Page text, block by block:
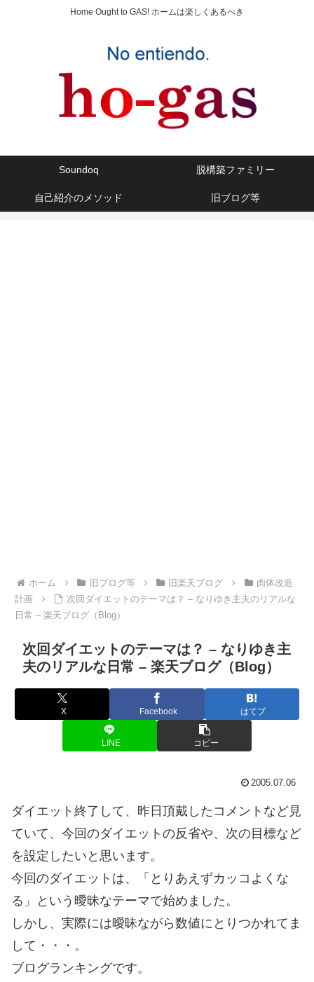
Home Ought to GAS! ホームは楽しくあるべき
Soundoq 脱構築ファミリー
自己紹介のメソッド 旧ブログ等
ホーム 旧ブログ等 旧楽天ブログ
肉体改造
計画
次回ダイエットのテーマは？ – なりゆき主夫のリアルな
日常 – 楽天ブログ（Blog）
次回ダイエットのテーマは？ – なりゆき主
夫のリアルな日常 – 楽天ブログ（Blog）
X Facebook はてブ
LINE コピー
2005.07.06
ダイエット終了して、昨日頂戴したコメントなど見
ていて、今回のダイエットの反省や、次の目標など
を設定したいと思います。
今回のダイエットは、「とりあえずカッコよくな
る」という曖昧なテーマで始めました。
しかし、実際には曖昧ながら数値にとりつかれてま
して・・・。
ブログランキングです。